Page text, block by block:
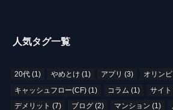
人気タグ一覧
20代(1) やめとけ (1) アプリ (3) オリン
キャッシュフロー(CF)(1) コラム (1) サイト
デメリット (7) ブログ (2) マンション (1)